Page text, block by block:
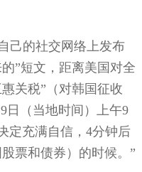
己的社交网络上发布
”短文，距离美国对全
关税”（对韩国征收
9日（当地时间）上午9
定充满自信， 4分钟后
票和债券）的时候。”